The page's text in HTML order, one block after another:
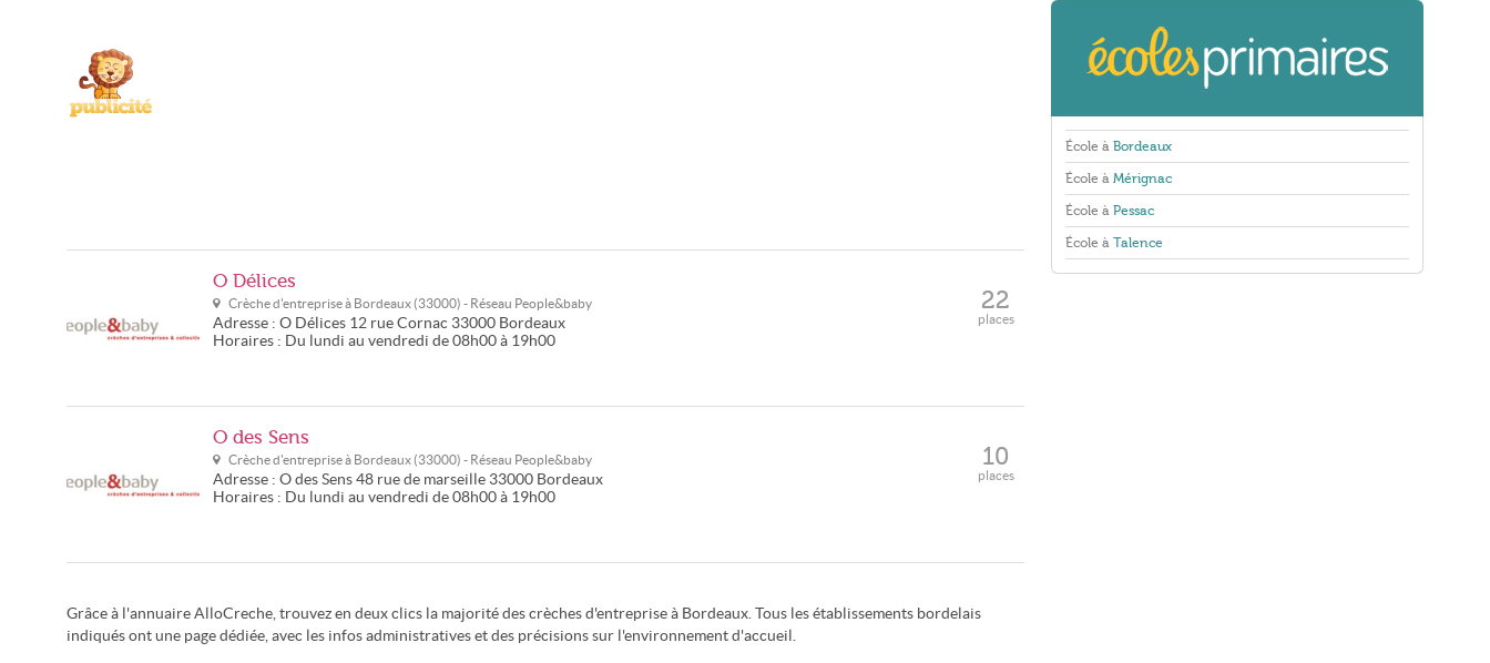
O Délices
Crèche d'entreprise à Bordeaux (33000) - Réseau People&baby
Adresse : O Délices 12 rue Cornac 33000 Bordeaux
Horaires : Du lundi au vendredi de 08h00 à 19h00
22
places
O des Sens
Crèche d'entreprise à Bordeaux (33000) - Réseau People&baby
Adresse : O des Sens 48 rue de marseille 33000 Bordeaux
Horaires : Du lundi au vendredi de 08h00 à 19h00
10
places
Grâce à l'annuaire AlloCreche, trouvez en deux clics la majorité des crèches d'entreprise à Bordeaux. Tous les établissements bordelais
indiqués ont une page dédiée, avec les infos administratives et des précisions sur l'environnement d'accueil.
École à Bordeaux
École à Mérignac
École à Pessac
École à Talence